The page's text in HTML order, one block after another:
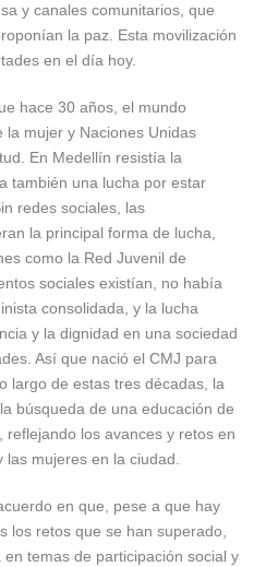
y canales comunitarios, que
la paz. Esta movilización
en el día hoy.
hace 30 años, el mundo
mujer y Naciones Unidas
En Medellín resistía la
también una lucha por estar
redes sociales, las
la principal forma de lucha,
como la Red Juvenil de
sociales existían, no había
consolidada, y la lucha
y la dignidad en una sociedad
Así que nació el CMJ para
largo de estas tres décadas, la
búsqueda de una educación de
reflejando los avances y retos en
mujeres en la ciudad.
en que, pese a que hay
los retos que se han superado,
temas de participación social y